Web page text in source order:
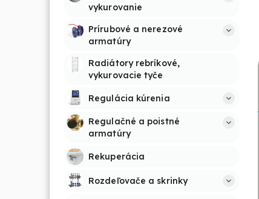
vykurovanie
Prírubové a nerezové
armatúry
Radiátory rebríkové,
vykurovacie tyče
Regulácia kúrenia
Regulačné a poistné
armatúry
Rekuperácia
Rozdeľovače a skrinky